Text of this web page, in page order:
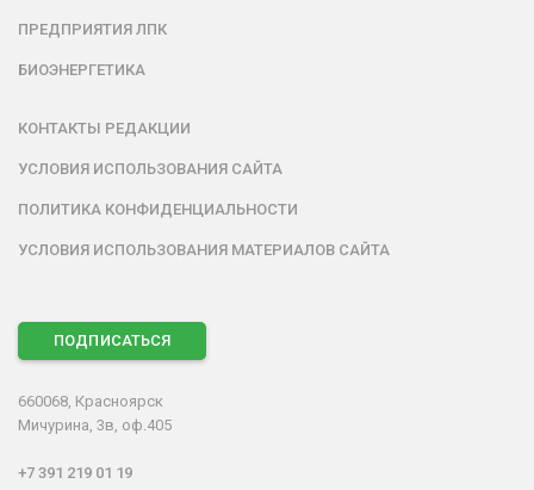
ПРЕДПРИЯТИЯ ЛПК
БИОЭНЕРГЕТИКА
КОНТАКТЫ РЕДАКЦИИ
УСЛОВИЯ ИСПОЛЬЗОВАНИЯ САЙТА
ПОЛИТИКА КОНФИДЕНЦИАЛЬНОСТИ
УСЛОВИЯ ИСПОЛЬЗОВАНИЯ МАТЕРИАЛОВ САЙТА
ПОДПИСАТЬСЯ
660068, Красноярск
Мичурина, 3в, оф.405
+7 391 219 01 19